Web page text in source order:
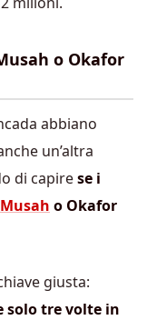
o Okafor
abbiano
un’altra
di capirese i
Musah o Okafor
giusta:
solo tre volte in